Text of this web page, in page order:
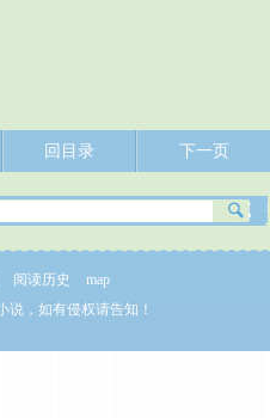
回目录 下一页
阅读历史
map
说，如有侵权请告知！